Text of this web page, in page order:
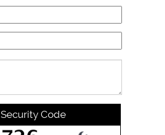
Security Code